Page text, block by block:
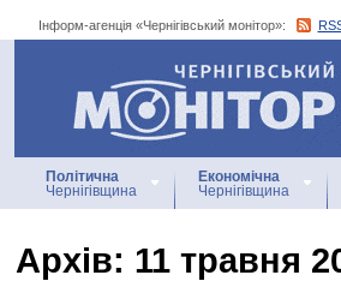
Інформ-агенція «Чернігівський монітор»:
Інформ-агенція
«Чернігівський монітор»
Політична
Чернігівщина
Економічна
Чернігівщина
Архiв: 11 травня